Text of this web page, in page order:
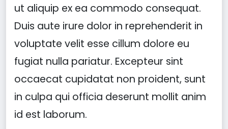
ut aliquip ex ea commodo consequat.
Duis aute irure dolor in reprehenderit in
voluptate velit esse cillum dolore eu
fugiat nulla pariatur. Excepteur sint
occaecat cupidatat non proident, sunt
in culpa qui officia deserunt mollit anim
id est laborum.